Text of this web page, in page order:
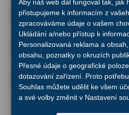
Planetární kamery19
Deep-Sky kamery28
Guiding kamery14
T-kroužky16
Area of application
Astrophotography
Moon & Planets
Nature Observation
Nebulae & galaxies
Aby náš web dál fungoval tak, jak
přistupujeme k informacím z
zpracováváme údaje o vašem
Ukládání a/nebo přístup k
Personalizovaná reklama a
obsahu, poznatky o okruzích
Přesné údaje o geografické
dotazování zařízení. Proto
Souhlas můžete udělit ke všem
a své volby změnit v Nastavení